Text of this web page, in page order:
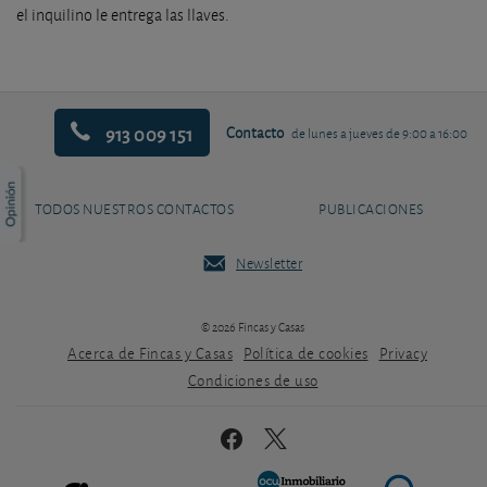
el inquilino le entrega las llaves.
913 009 151 Contacto de lunes a jueves de 9:00 a 16:00
TODOS NUESTROS CONTACTOS PUBLICACIONES
Newsletter
© 2026 Fincas y Casas
Acerca de Fincas y Casas Política de cookies
Privacy
Condiciones de uso